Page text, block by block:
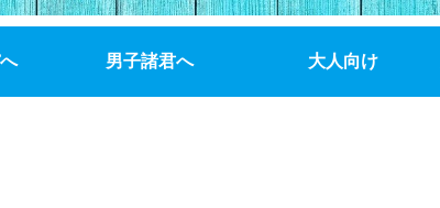
男子諸君へ 大人向け